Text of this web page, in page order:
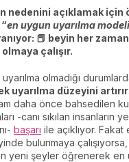
nedenini açıklamak için
en uygun uyarılma modeli
📕 beyin her
çalışır.
olmadığı
uyarılma düzeyini artırır
daha önce bahsedilen
-canı sıkılan insanların
başarı ile açıklıyor.
bulunmaya
yeni şeyler öğrenerek en